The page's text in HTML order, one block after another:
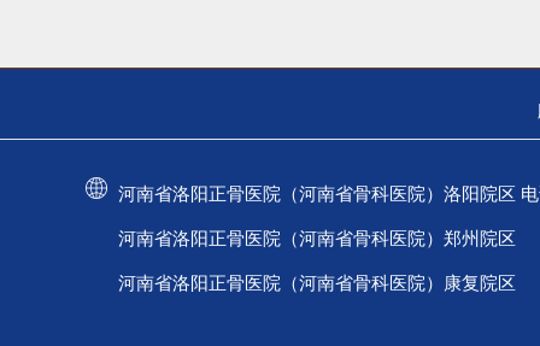
河南省洛阳正骨医院（河南省骨科医院）洛阳院区
河南省洛阳正骨医院（河南省骨科医院）郑州院区
河南省洛阳正骨医院（河南省骨科医院）康复院区